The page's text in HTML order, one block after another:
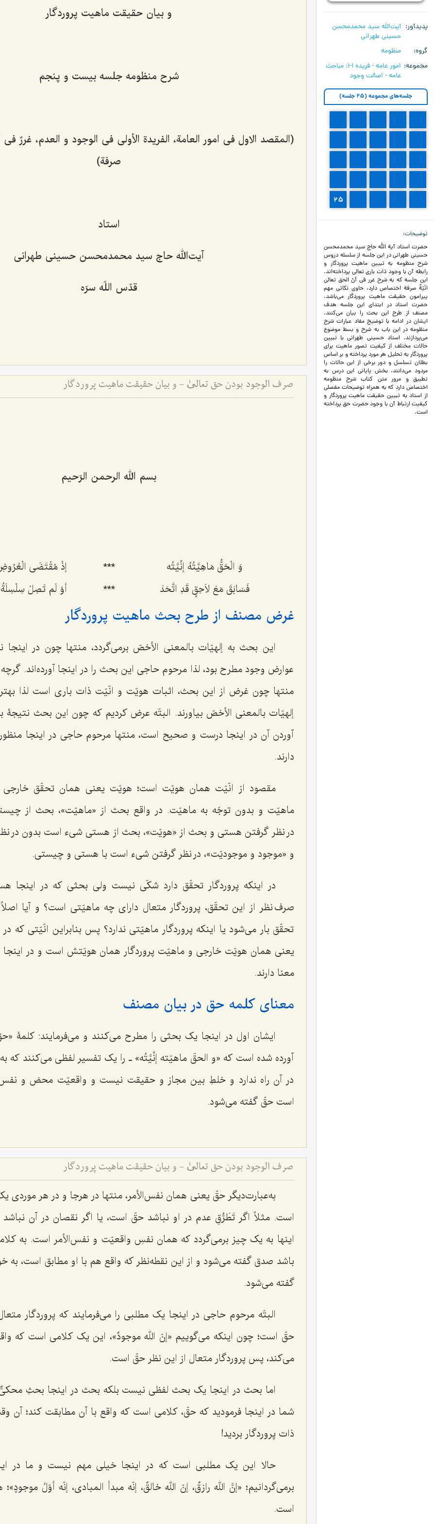
پدیدآور
آیت‌اللَه سید محمدمحسن
حسینی طهرانی
گروه
منظومه
مجموعه
امور عامه - فریده ۱-۱:‌ مباحث
عامه - اصالت وجود
جلسه‌های مجموعه (25 جلسه)
25
توضیحات
حضرت استاد آیة الله حاج سید محمدمحسن
حسینی طهرانی در این جلسه از سلسله دروس
شرح منظومه به تبیین ماهیت پروردگار و
رابطه آن با وجود ذات باری تعالی پرداخته‌اند.
این جلسه که به شرح غرر فی أنّ الحق تعالیٰ
انّیّةٌ صرفة اختصاص دارد، حاوی نکاتی مهم
پیرامون حقیقت ماهیت پروردگار می‌باشد.
حضرت استاد در ابتدای این جلسه هدف
مصنف از طرح این بحث را بیان می‌کنند.
ایشان در ادامه با توضیح مفاد عبارات شرح
منظومه در این باب به شرح و بسط موضوع
می‌پردازند. استاد حسینی طهرانی با تبیین
حالات مختلف از کیفیت تصور ماهیت برای
پروردگار به تحلیل هر مورد پرداخته و بر اساس
بطلان تسلسل و دور برخی از این حالات را
مردود می‌دانند. بخش پایانی این درس به
تطبیق و مرور متن کتاب شرح منظومه
اختصاص دارد که به همراه توضیحات مفصلی
از استاد به تبیین حقیقت ماهیت پروردگار و
کیفیت ارتباط آن با وجود حضرت حق پرداخته
است.
و بیان حقیقت ماهیت پروردگار
شرح منظومه جلسه بیست و پنجم
(المقصد الاول فی امور العامة، الفریدة الأولی فی الوجود و العدم، غررٌ
صرفة)
استاد
آیت‌الله حاج سید محمدمحسن حسینی طهرانی
قدّس اللّه سرّه
صرف الوجود بودن حق تعالیٰ - و بیان حقیقت ماهیت پروردگار
بسم الله الرحمن الرّحیم
وَ الْحَقُّ مَاهِیَّتُهُ إنِّیَّتُه ***
إذْ مُقْتَضَی
فَسَابَقَ مَعَ لاَحِقٍ قَدِ اتَّحَدَ
*** أوْ لَم تَصِلْ
غرض مصنف از طرح بحث ماهیت پروردگار
این بحث به إلهیّات بالمعنی الأخصّ برمی‌گردد، منتها چون در
عوارض وجود مطرح بود، لذا مرحوم حاجی این بحث را در اینجا آورده‌اند.
منتها چون غرض از این بحث، اثبات هویّت و انّیّت ذات باری است لذا
إلهیّات بالمعنی الأخصّ بیاورند. البتّه عرض کردیم که چون این بحث
آوردن آن در اینجا درست و صحیح است، منتها مرحوم حاجی در اینجا
دارند.
مقصود از انّیّت همان هویّت است؛ هویّت یعنی همان تحقّق خارجی
ماهیّت و بدون توجّه به ماهیّت. در واقع بحث از «ماهیّت»، بحث از
در نظر گرفتن هستی و بحث از «هویّت»، بحث از هستی شیء است بدون در
و «موجود و موجودیّت»، در نظر گرفتن شیء است با هستی و چیستی.
در اینکه پروردگار تحقّق دارد شکّی نیست ولی بحثی که در اینجا
صرف نظر از این تحقّق، پروردگار متعال دارای چه ماهیّتی است؟ و آیا
تحقّق بار می‌شود یا اینکه پروردگار ماهیّتی ندارد؟ پس بنابراین انّیّتی که
یعنی همان هویّت خارجی و ماهیّت پروردگار همان هویّتش است و در
معنا دارند.
معنای کلمه حق در بیان مصنف
ایشان اول در اینجا یک بحثی را مطرح می‌کنند و می‌فرمایند: کلمۀ
آورده شده است که «و الحقّ ماهیّته إنِّیَّتُه» ـ را یک تفسیر لفظی می‌کنند که
در آن راه ندارد و خلطِ بین مجاز و حقیقت نیست و واقعیّت محض و
است حقّ گفته می‌شود.
صرف الوجود بودن حق تعالیٰ - و بیان حقیقت ماهیت پروردگار
به‌عبارت‌دیگر حقّ یعنی همان نفس‌الأمر، منتها در هرجا و در هر
است. مثلاً اگر تَطَرُّقِ عدم در او نباشد حقّ است، یا اگر نقصان در آن
اینها به یک چیز برمی‌گردد که همان نفسِ واقعیّت و نفس‌الأمر است. به
باشد صدق گفته می‌شود و از این نقطه‌نظر که واقع هم با او مطابق است، به
گفته می‌شود.
البتّه مرحوم حاجی در اینجا یک مطلبی را می‌فرمایند که پروردگار
حقّ است؛ چون اینکه می‌گوییم «إنّ الله موجودٌ»، این یک کلامی است که
می‌کند، پس پروردگار متعال از این نظر حقّ است.
اما بحث در اینجا یک بحث لفظی نیست بلکه بحث در اینجا بحثِ
شما در اینجا فرمودید که حقّ، کلامی است که واقع با آن مطابقت کند؛
ذات پروردگار بردید!
حالا این یک مطلبی است که در اینجا خیلی مهم نیست و ما در
برمی‌گردانیم؛ «إنَّ الله رازقٌ، إنّ الله خالقٌ، إنّه مبدأ المبادی، إنّه أوّلُ موجودٍ»؛
است.